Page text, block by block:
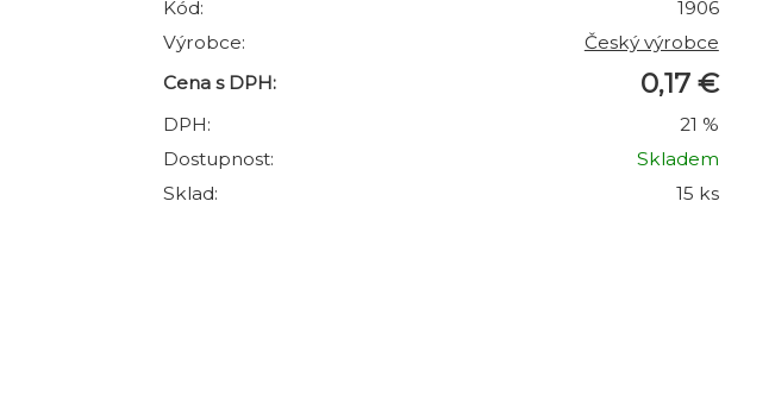
Kód:
1906
Výrobce:
Český výrobce
Cena s DPH:
0,17 €
DPH:
21 %
Dostupnost:
Skladem
Sklad:
15 ks